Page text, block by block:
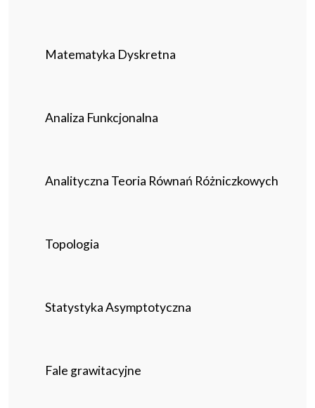
Matematyka Dyskretna
Analiza Funkcjonalna
Analityczna Teoria Równań Różniczkowych
Topologia
Statystyka Asymptotyczna
Fale grawitacyjne